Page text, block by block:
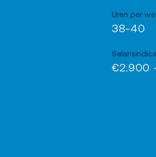
Uren per
38-40
€2.900